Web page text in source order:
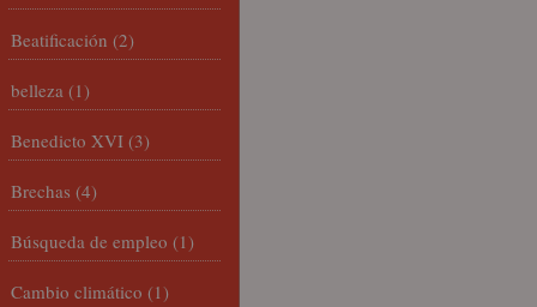
Beatificación (2)
belleza (1)
Benedicto XVI (3)
Brechas (4)
Búsqueda de empleo (1)
Cambio climático (1)